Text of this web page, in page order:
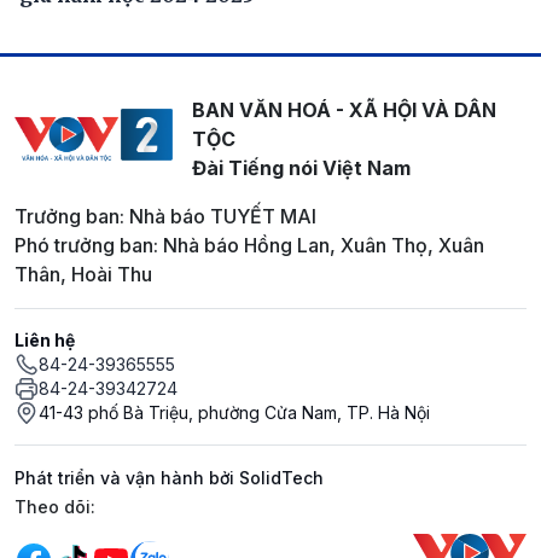
BAN VĂN HOÁ - XÃ HỘI VÀ DÂN
TỘC
Đài Tiếng nói Việt Nam
Trưởng ban: Nhà báo TUYẾT MAI
Phó trưởng ban: Nhà báo Hồng Lan, Xuân Thọ, Xuân
Thân, Hoài Thu
Liên hệ
84-24-39365555
84-24-39342724
41-43 phố Bà Triệu, phường Cửa Nam, TP. Hà Nội
Phát triển và vận hành bởi SolidTech
Mạng xã hội
Theo dõi: